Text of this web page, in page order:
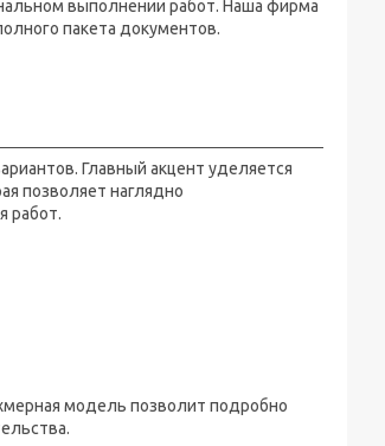
выполнении работ. Наша фирма
пакета документов.
Главный акцент уделяется
позволяет наглядно
работ.
модель позволит подробно